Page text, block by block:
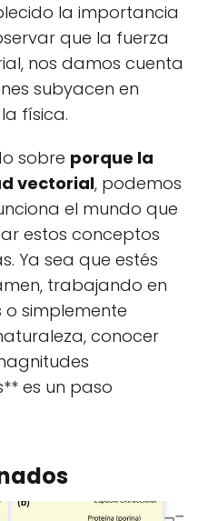
la importancia
que la fuerza
nos damos cuenta
subyacen en
física.
sobre porque la
vectorial, podemos
el mundo que
estos conceptos
Ya sea que estés
trabajando en
simplemente
conocer
es un paso